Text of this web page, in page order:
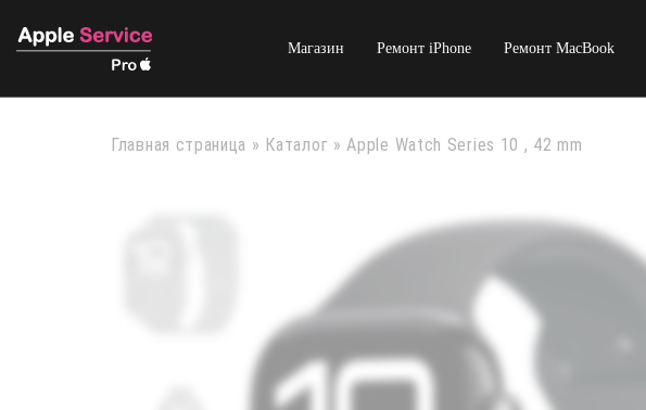
Магазин Ремонт iPhone Ремонт MacBook
Главная страница » Каталог »Apple Watch Series 10 , 42 mm